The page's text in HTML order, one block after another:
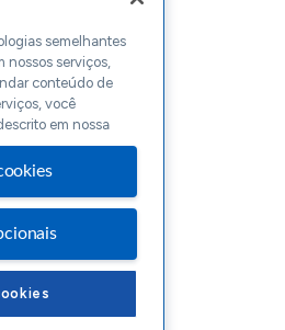
semelhantes
nossos serviços,
conteúdo de
você
em nossa